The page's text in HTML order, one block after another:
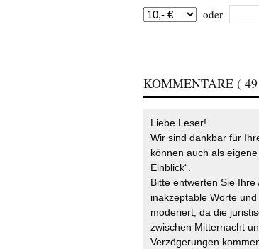
oder
KOMMENTARE (
Liebe Leser!
Wir sind dankbar für
können auch als
Einblick“.
Bitte entwerten Sie
inakzeptable Worte
moderiert, da die
zwischen Mitternacht
Verzögerungen